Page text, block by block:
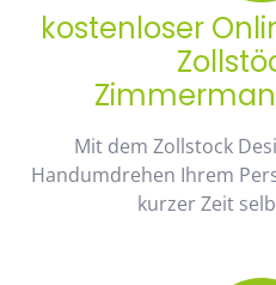
kostenloser
Mit dem Zollstock
Handumdrehen Ihrem
kurzer Zeit